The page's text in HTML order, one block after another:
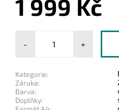
1 999 Kč
- +
Kategorie:
Záruka:
Barva:
Doplňky: